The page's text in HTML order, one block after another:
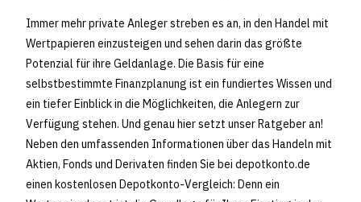
Immer mehr private Anleger streben es an, in den Handel mit
Wertpapieren einzusteigen und sehen darin das größte
Potenzial für ihre Geldanlage. Die Basis für eine
selbstbestimmte Finanzplanung ist ein fundiertes Wissen und
ein tiefer Einblick in die Möglichkeiten, die Anlegern zur
Verfügung stehen. Und genau hier setzt unser Ratgeber an!
Neben den umfassenden Informationen über das Handeln mit
Aktien, Fonds und Derivaten finden Sie bei depotkonto.de
einen kostenlosen Depotkonto-Vergleich: Denn ein